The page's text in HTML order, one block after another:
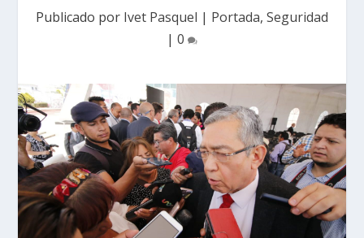
Publicado por Ivet Pasquel | Portada, Seguridad
| 0